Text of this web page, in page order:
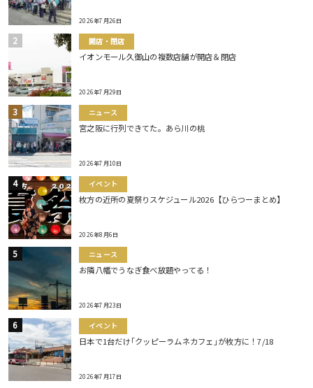
2026年7月26日
開店・閉店
イオンモール久御山の複数店舗が開店＆閉店
2026年7月29日
ニュース
宮之阪に行列できてた。あら川の桃
2026年7月10日
イベント
枚方の近所の夏祭りスケジュール2026【ひらつーまとめ】
2026年8月6日
ニュース
お隣八幡でうなぎ食べ放題やってる！
2026年7月23日
イベント
日本で1台だけ｢クッピーラムネカフェ｣が枚方に！7/18
2026年7月17日